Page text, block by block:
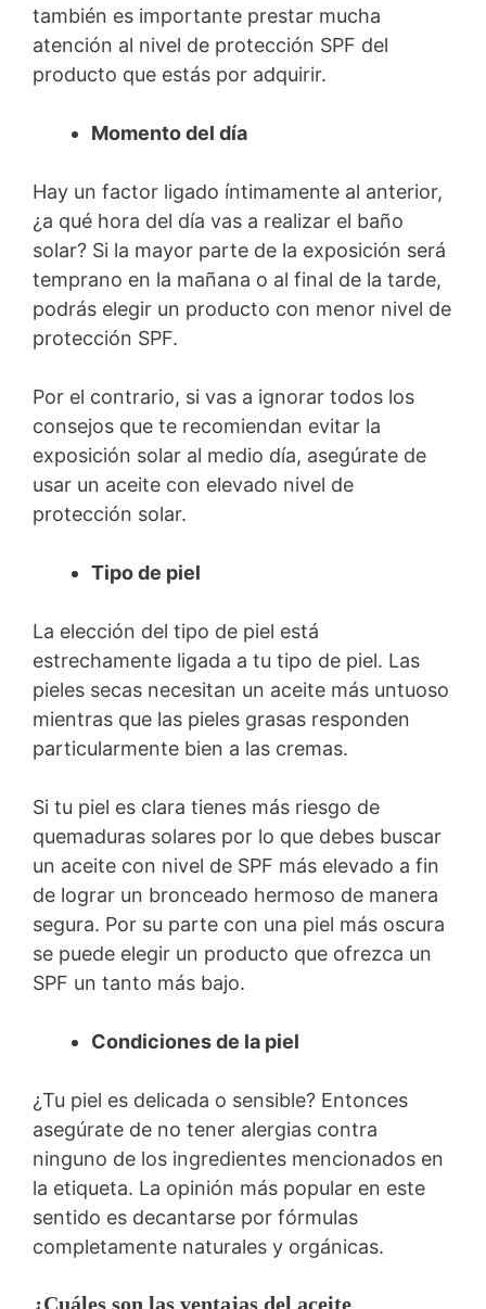
también es importante prestar mucha
atención al nivel de protección SPF del
producto que estás por adquirir.
Momento del día
Hay un factor ligado íntimamente al anterior,
¿a qué hora del día vas a realizar el baño
solar? Si la mayor parte de la exposición será
temprano en la mañana o al final de la tarde,
podrás elegir un producto con menor nivel de
protección SPF.
Por el contrario, si vas a ignorar todos los
consejos que te recomiendan evitar la
exposición solar al medio día, asegúrate de
usar un aceite con elevado nivel de
protección solar.
Tipo de piel
La elección del tipo de piel está
estrechamente ligada a tu tipo de piel. Las
pieles secas necesitan un aceite más untuoso
mientras que las pieles grasas responden
particularmente bien a las cremas.
Si tu piel es clara tienes más riesgo de
quemaduras solares por lo que debes buscar
un aceite con nivel de SPF más elevado a fin
de lograr un bronceado hermoso de manera
segura. Por su parte con una piel más oscura
se puede elegir un producto que ofrezca un
SPF un tanto más bajo.
Condiciones de la piel
¿Tu piel es delicada o sensible? Entonces
asegúrate de no tener alergias contra
ninguno de los ingredientes mencionados en
la etiqueta. La opinión más popular en este
sentido es decantarse por fórmulas
completamente naturales y orgánicas.
¿Cuáles son las ventajas del aceite